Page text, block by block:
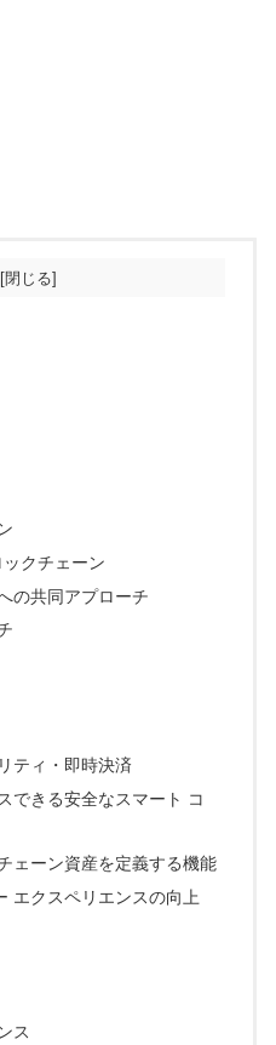
クチェーン
の共同アプローチ
ティ・即時決済
できる安全なスマート コ
ェーン資産を定義する機能
エクスペリエンスの向上
ス